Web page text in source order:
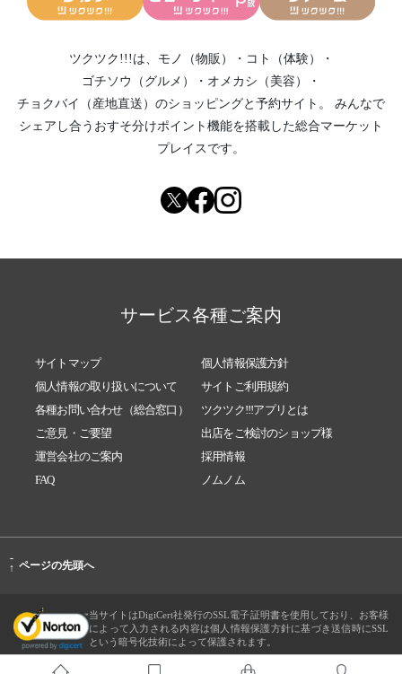
ツクツク!!!は、 モノ（物販） ・ コト（体験）
・
ゴチソウ（グルメ）
・ オメカシ（美容）
・
チョクバイ（産地直送） のショッピングと予約サイト。
みんなで
シェアし合う おすそ分けポイント機能を搭載した総合マーケット
プレイスです。
サービス各種ご案内
サイトマップ
個人情報保護方針
個人情報の取り扱いについて
サイトご利用規約
各種お問い合わせ（総合窓口）
ツクツク!!!アプリとは
ご意見・ご要望
出店をご検討のショップ様
運営会社のご案内
採用情報
FAQ
ノムノム
-
↑ ページの先頭へ
当サイトはDigiCert社発行のSSL電子証明書を使用しており、お客様
によって入力される内容は個人情報保護方針に基づき送信時にSSL
という暗号化技術によって保護されます。